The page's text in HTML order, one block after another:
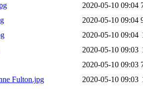
2020-05-10 09:04
2020-05-10 09:04
2020-05-10 09:04
2020-05-10 09:03
2020-05-10 09:03
Fulton.jpg
2020-05-10 09:03